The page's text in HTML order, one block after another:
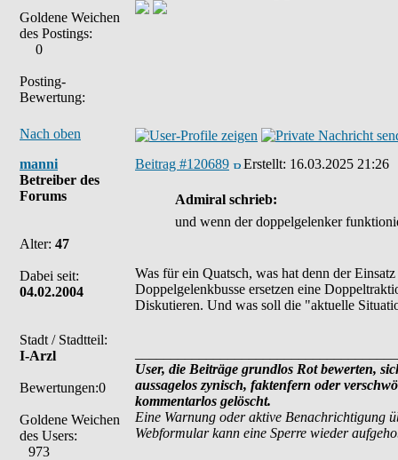
Goldene Weichen
des Postings:
0
Posting-
Bewertung:
Nach oben
manni
Betreiber des
Forums
Alter: 47
Dabei seit:
04.02.2004
Stadt / Stadtteil:
I-Arzl
Bewertungen:0
Goldene Weichen
des Users:
973
Beitrag #120689 Erstellt: 16.03.2025 21:26
Admiral schrieb:
und wenn der doppelgelenker
Was für ein Quatsch, was hat denn der
Doppelgelenkbusse ersetzen eine
Diskutieren. Und was soll die "aktuelle
User, die Beiträge grundlos Rot bewerten,
aussagelos zynisch, faktenfern oder
kommentarlos gelöscht.
Eine Warnung oder aktive Benachrichtigung
Webformular kann eine Sperre wieder